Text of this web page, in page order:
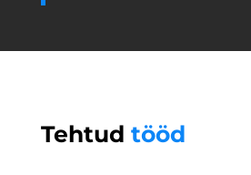
Tehtud tööd